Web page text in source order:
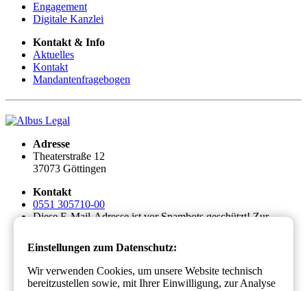
Engagement
Digitale Kanzlei
Kontakt & Info
Aktuelles
Kontakt
Mandantenfragebogen
Adresse
Theaterstraße 12
37073 Göttingen
Kontakt
0551 305710-00
Diese E-Mail-Adresse ist vor Spambots geschützt! Zur
Bürozeiten
Mo. - Do.: 08:00 - 18:00 Uhr
Fr.: 08:00 - 15:00 Uhr
Einstellungen zum Datenschutz:
Wir verwenden Cookies, um unsere Website technisch
bereitzustellen sowie, mit Ihrer Einwilligung, zur Analyse